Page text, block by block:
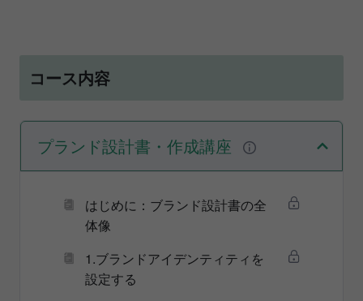
コース内容
プランド設計書・作成講座
はじめに：ブランド設計書の全
体像
1.ブランドアイデンティティを
設定する